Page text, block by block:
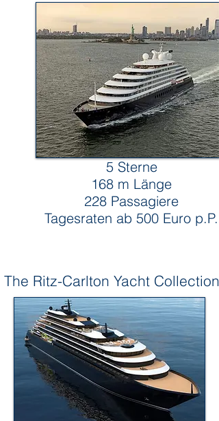
5 Sterne
168 m Länge
228 Passagiere
Tagesraten ab 500 Euro p.P.
The Ritz-Carlton Yacht Collection